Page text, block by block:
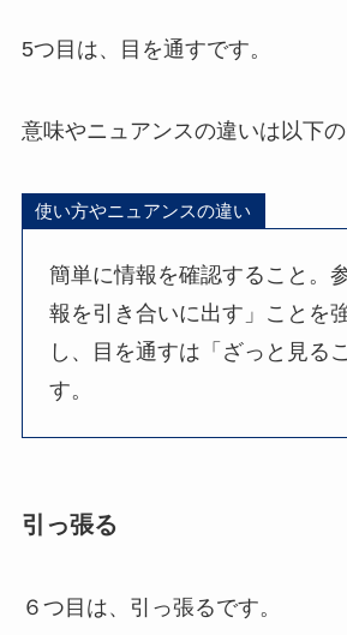
5つ目は、目を通すです。
意味やニュアンスの違いは以下の
使い方やニュアンスの違い
簡単に情報を確認すること。
報を引き合いに出す」ことを
し、目を通すは「ざっと見る
す。
引っ張る
６つ目は、引っ張るです。